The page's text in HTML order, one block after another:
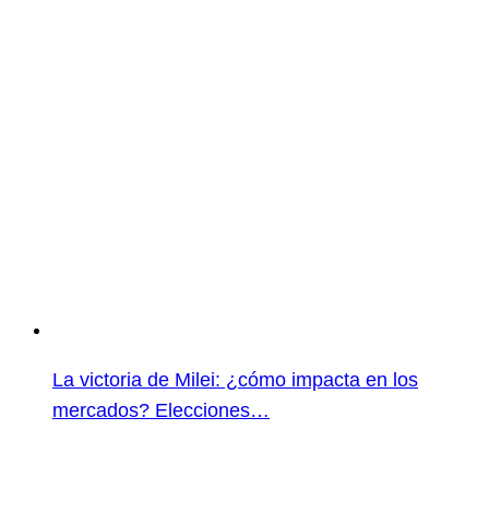
La victoria de Milei: ¿cómo impacta en los
mercados? Elecciones…